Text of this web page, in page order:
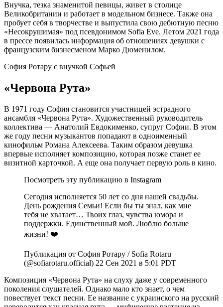
Внучка, тезка знаменитой певицы, живет в столице
Великобритании и работает в модельном бизнесе. Также она
пробует себя в творчестве и выпустила свою дебютную песню
«Несокрушимая» под псевдонимом Sofia Eve. Летом 2021 года
в прессе появилась информация об отношениях девушки с
французским бизнесменом Марко Дюменилом.
София Ротару с внучкой Софьей
«Червона Рута»
В 1971 году София становится участницей эстрадного
ансамбля «Червона Рута». Художественный руководитель
коллектива — Анатолий Евдокименко, супруг Софии. В этом
же году песни музыкантов попадают в одноименный
кинофильм Романа Алексеева. Таким образом девушка
впервые исполняет композицию, которая позже станет ее
визитной карточкой. А еще она получает первую роль в кино.
Посмотреть эту публикацию в Instagram
Сегодня исполняется 50 лет со дня нашей свадьбы.
День рождения Семьи! Если бы ты знал, как мне
тебя не хватает… Твоих глаз, чувства юмора и
поддержки. Единственный мой. Люблю больше
жизни! ❤️
Публикация от София Ротару / Sofia Rotaru
(@sofiarotaru.official) 22 Сен 2021 в 5:01 PDT
Композиция «Червона Рута» на слуху даже у современного
поколения слушателей. Однако мало кто знает, о чем
повествует текст песни. Ее название с украинского на русский